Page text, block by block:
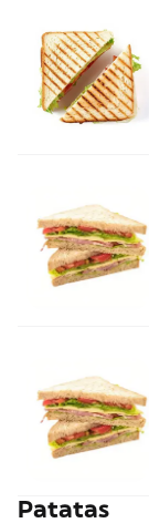
Patatas